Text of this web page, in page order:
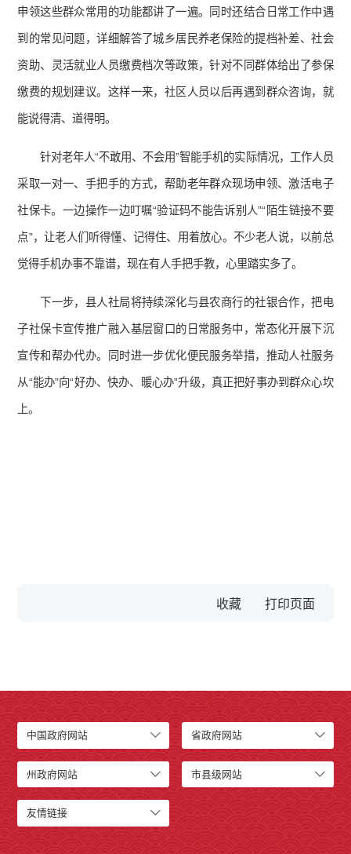
申领这些群众常用的功能都讲了一遍。同时还结合日常工作中遇
到的常见问题，详细解答了城乡居民养老保险的提档补差、社会
资助、灵活就业人员缴费档次等政策，针对不同群体给出了参保
缴费的规划建议。这样一来，社区人员以后再遇到群众咨询，就
能说得清、道得明。
针对老年人“不敢用、不会用”智能手机的实际情况，工作人员
采取一对一、手把手的方式，帮助老年群众现场申领、激活电子
社保卡。一边操作一边叮嘱“验证码不能告诉别人”“陌生链接不要
点”，让老人们听得懂、记得住、用着放心。不少老人说，以前总
觉得手机办事不靠谱，现在有人手把手教，心里踏实多了。
下一步，县人社局将持续深化与县农商行的社银合作，把电
子社保卡宣传推广融入基层窗口的日常服务中，常态化开展下沉
宣传和帮办代办。同时进一步优化便民服务举措，推动人社服务
从“能办”向“好办、快办、暖心办”升级，真正把好事办到群众心坎
上。
收藏
中国政府网站 省政府网站
州政府网站 市县级网站
友情链接